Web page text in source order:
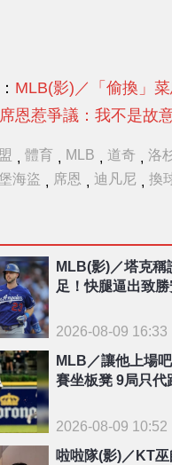
MLB(影)／「偷換」
恩惹爭議：我不是故
, 體育 , MLB , 道奇 , 洛
海盜 , 席恩 , 迪凡尼 , 換
MLB(影)／塔克稱
足！快腿逼出致
2026-08-09 16:33
MLB／讓他上場
賽坐板凳 9局只代跑挑戰「台將紀
2026-08-09 10:52
啦啦隊(影)／KT